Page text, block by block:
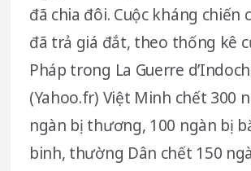
đã chia đôi. Cuộc kháng chiến
đã trả giá đắt, theo thống kê
Pháp trong La Guerre
(Yahoo.fr) Việt Minh chết 300
ngàn bị thương, 100 ngàn bị
binh, thường Dân chết 150